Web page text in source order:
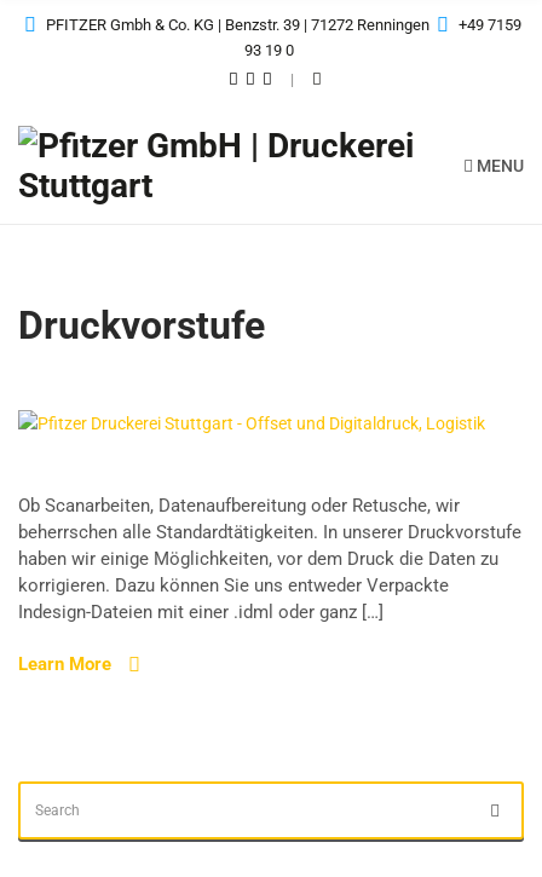
PFITZER Gmbh & Co. KG | Benzstr. 39 | 71272 Renningen
+49 7159
93 19 0
MENU
Druckvorstufe
Ob Scanarbeiten, Datenaufbereitung oder Retusche, wir
beherrschen alle Standardtätigkeiten. In unserer Druckvorstufe
haben wir einige Möglichkeiten, vor dem Druck die Daten zu
korrigieren. Dazu können Sie uns entweder Verpackte
Indesign-Dateien mit einer .idml oder ganz […]
Learn More
FOR: